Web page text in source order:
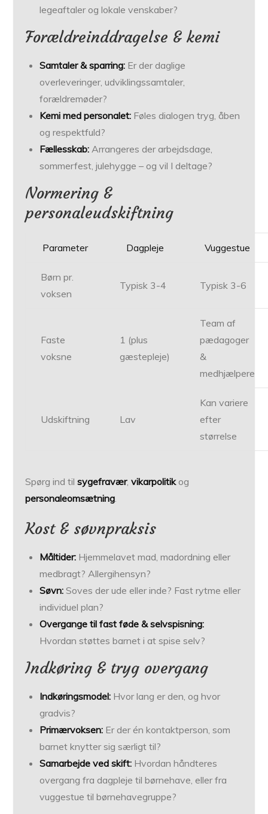
legeaftaler og lokale venskaber?
Forældreinddragelse & kemi
Samtaler & sparring: Er der daglige
overleveringer, udviklingssamtaler,
forældremøder?
Kemi med personalet: Føles dialogen tryg, åben
og respektfuld?
Fællesskab: Arrangeres der arbejdsdage,
sommerfest, julehygge – og vil I deltage?
Normering &
personaleudskiftning
Parameter Dagpleje Vuggestue
Børn pr.
voksen
Typisk 3-4 Typisk 3-6
Faste
voksne
1 (plus
gæstepleje)
Team af
pædagoger
&
medhjælpere
Udskiftning Lav
Kan variere
efter
størrelse
Spørg ind tilsygefravær,vikarpolitikog
personaleomsætning.
Kost & søvn­praksis
Måltider: Hjemmelavet mad, madordning eller
medbragt? Allergihensyn?
Søvn: Soves der ude eller inde? Fast rytme eller
individuel plan?
Overgange til fast føde & selvspisning:
Hvordan støttes barnet i at spise selv?
Indkøring & tryg overgang
Indkøringsmodel: Hvor lang er den, og hvor
gradvis?
Primærvoksen: Er der én kontaktperson, som
barnet knytter sig særligt til?
Samarbejde ved skift: Hvordan håndteres
overgang fra dagpleje til børnehave, eller fra
vuggestue til børnehavegruppe?